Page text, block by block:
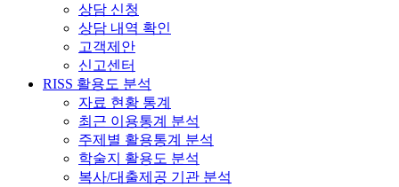
상담 신청
상담 내역 확인
고객제안
신고센터
RISS 활용도 분석
자료 현황 통계
최근 이용통계 분석
주제별 활용통계 분석
학술지 활용도 분석
복사/대출제공 기관 분석